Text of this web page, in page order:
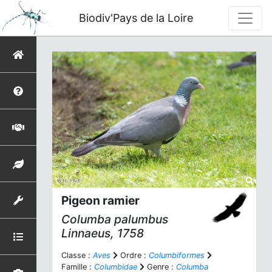
Biodiv'Pays de la Loire
Pigeon ramier
Columba palumbus
Linnaeus, 1758
Classe : Aves Ordre : Columbiformes
Famille : Columbidae Genre : Columba